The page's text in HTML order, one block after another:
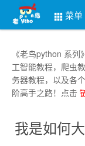
菜单
《老鸟python 系
工智能教程，爬虫
务器教程，以及各
阶高手之路！点击
我是如何